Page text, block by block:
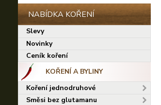
Slevy
Novinky
Ceník koření
KOŘENÍ A BYLINY
Koření jednodruhové
Směsi bez glutamanu